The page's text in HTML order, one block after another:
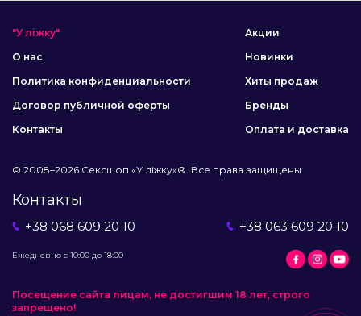
"У ліжку"
О нас
Политика конфиденциальности
Договор публичной оферты
Контакты
Акции
Новинки
Хиты продаж
Бренды
Оплата и доставка
© 2008–2026 Сексшоп «У ліжку»®. Все права защищены.
Контакты
+38 068 609 20 10 +38 063 609 20 10
Ежедневно с 10:00 до 18:00
Посещение сайта лицам, не достигшим 18 лет, строго
запрещено!